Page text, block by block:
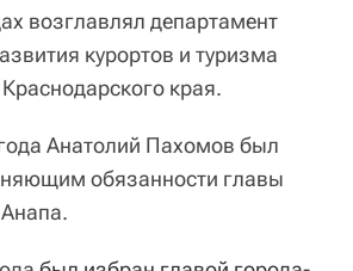
возглавлял департамент
курортов и туризма
края.
Анатолий Пахомов был
обязанности главы